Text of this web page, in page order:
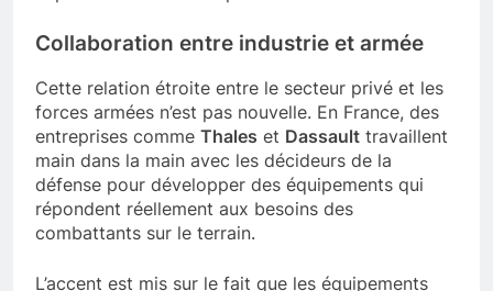
Cette relation étroite entre le secteur privé et les
forces armées n’est pas nouvelle. En France, des
entreprises commeThales etDassaulttravaillent
main dans la main avec les décideurs de la
défense pour développer des équipements qui
répondent réellement aux besoins des